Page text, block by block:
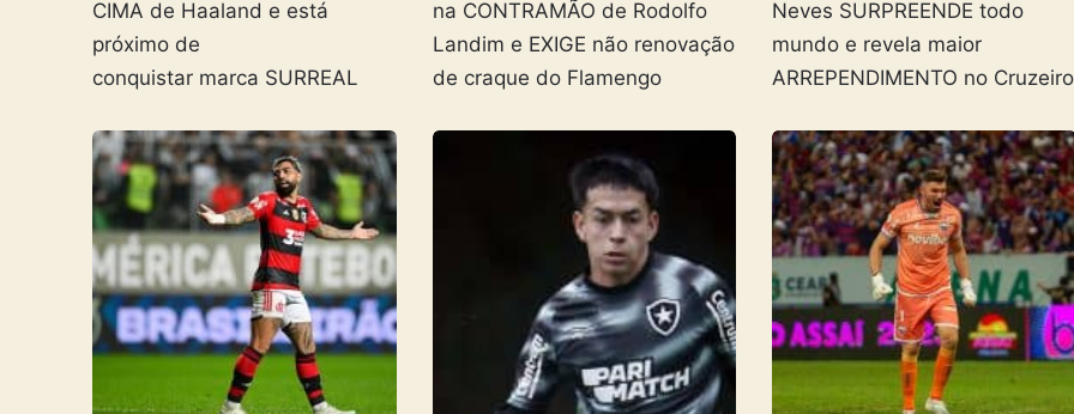
CIMA de Haaland e está
próximo de
conquistar marca SURREAL
na CONTRAMÃO de Rodolfo
Landim e EXIGE não renovação
de craque do Flamengo
Neves SURPREENDE todo
mundo e revela maior
ARREPENDIMENTO no Cruzeiro